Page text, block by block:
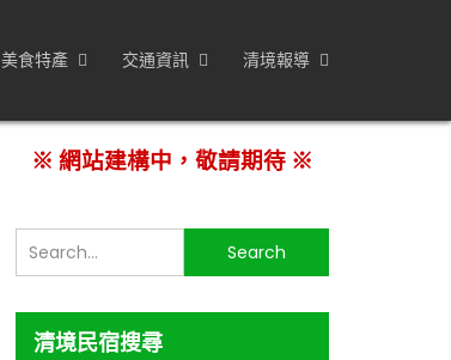
美食特產 交通資訊 清境報導
※ 網站建構中，敬請期待 ※
搜
尋...
Search
清境民宿搜尋